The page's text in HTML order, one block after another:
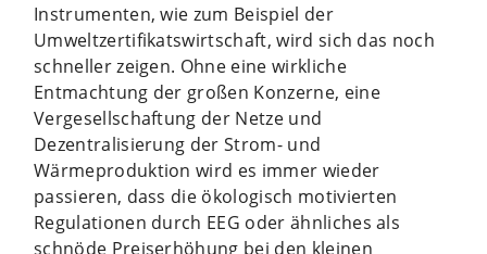
Instrumenten, wie zum Beispiel der
Umweltzertifikatswirtschaft, wird sich das noch
schneller zeigen. Ohne eine wirkliche
Entmachtung der großen Konzerne, eine
Vergesellschaftung der Netze und
Dezentralisierung der Strom- und
Wärmeproduktion wird es immer wieder
passieren, dass die ökologisch motivierten
Regulationen durch EEG oder ähnliches als
schnöde Preiserhöhung bei den kleinen